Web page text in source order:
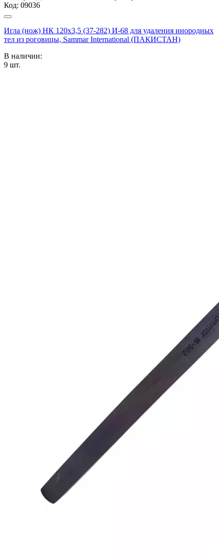
Код: 09036
Игла (нож) НК 120х3,5 (37-282) И-68 для удаления инородных
тел из роговицы, Sammar International (ПАКИСТАН)
В наличии:
9 шт.